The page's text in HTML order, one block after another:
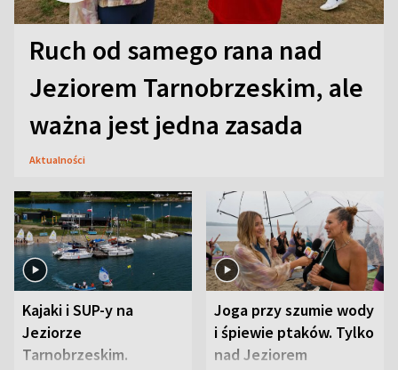
Ruch od samego rana nad
Jeziorem Tarnobrzeskim, ale
ważna jest jedna zasada
Aktualności
Kajaki i SUP-y na
Jeziorze
Tarnobrzeskim.
Joga przy szumie wody
i śpiewie ptaków. Tylko
nad Jeziorem